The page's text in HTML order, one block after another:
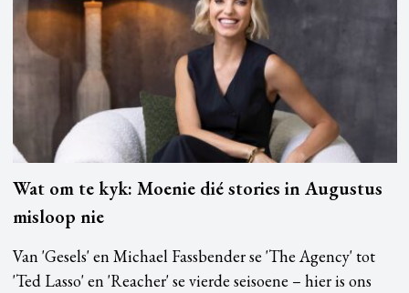
Wat om te kyk: Moenie dié stories in Augustus
misloop nie
Van 'Gesels' en Michael Fassbender se 'The Agency' tot
'Ted Lasso' en 'Reacher' se vierde seisoene – hier is ons